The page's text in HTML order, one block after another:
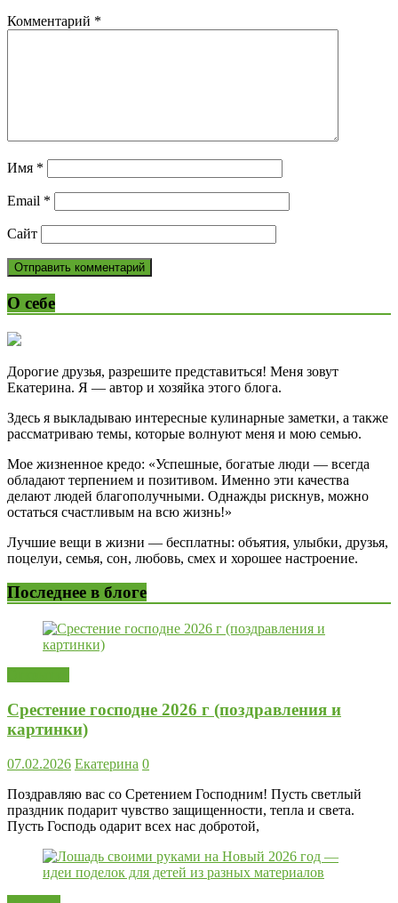
Комментарий *
Имя *
Email *
Сайт
О себе
Дорогие друзья, разрешите представиться! Меня зовут
Екатерина. Я — автор и хозяйка этого блога.
Здесь я выкладываю интересные кулинарные заметки, а также
рассматриваю темы, которые волнуют меня и мою семью.
Мое жизненное кредо: «Успешные, богатые люди — всегда
обладают терпением и позитивом. Именно эти качества
делают людей благополучными. Однажды рискнув, можно
остаться счастливым на всю жизнь!»
Лучшие вещи в жизни — бесплатны: объятия, улыбки, друзья,
поцелуи, семья, сон, любовь, смех и хорошее настроение.
Последнее в блоге
Срестение господне 2026 г (поздравления и
картинки)
07.02.2026 Екатерина 0
Поздравляю вас со Сретением Господним! Пусть светлый
праздник подарит чувство защищенности, тепла и света.
Пусть Господь одарит всех нас добротой,